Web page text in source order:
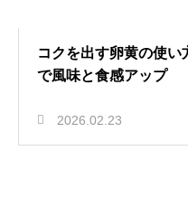
コクを出す卵黄の使
で風味と食感アップ
2026.02.23